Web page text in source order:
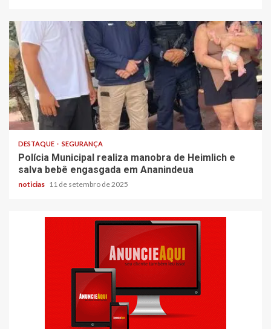
DESTAQUE SEGURANÇA
Polícia Municipal realiza manobra de Heimlich e
salva bebê engasgada em Ananindeua
noticias 11 de setembro de 2025